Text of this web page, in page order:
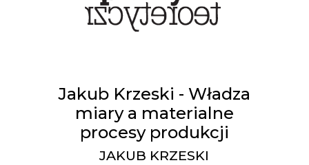
Jakub Krzeski - Władza
miary a materialne
procesy produkcji
JAKUB KRZESKI